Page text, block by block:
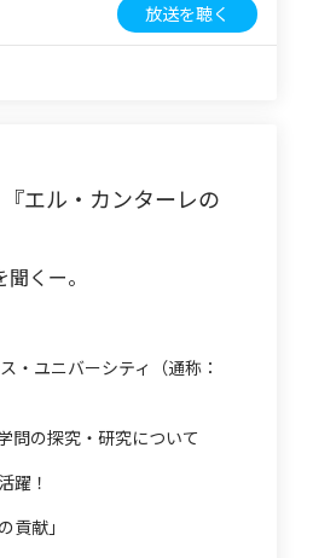
放送を聴く
エル・カンターレの
くー。
ユニバーシティ（通称：
問の探究・研究について
躍！
献」